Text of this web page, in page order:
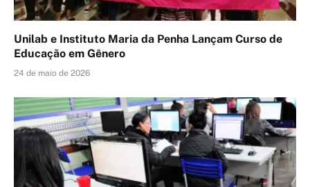
Unilab e Instituto Maria da Penha Lançam Curso de
Educação em Gênero
24 de maio de 2026